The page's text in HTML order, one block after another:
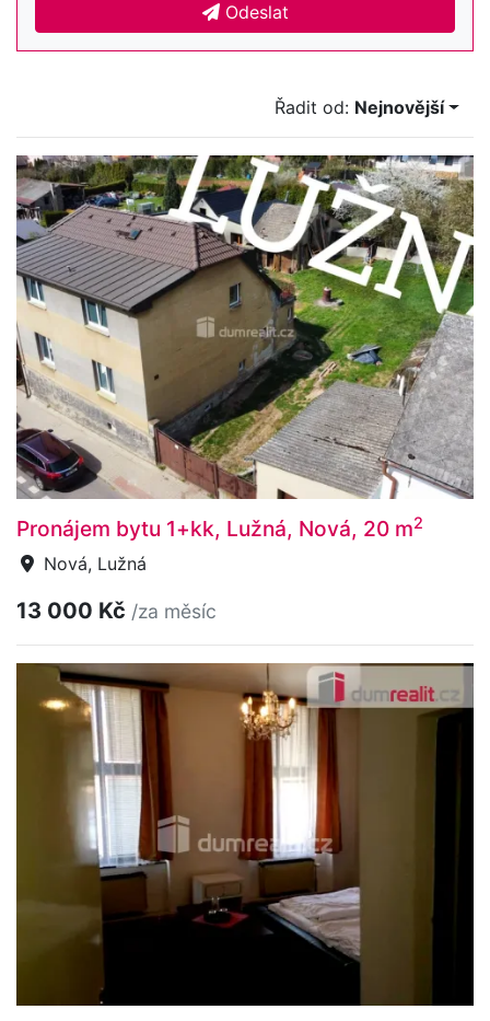
Odeslat
Řadit od: Nejnovější
Pronájem bytu 1+kk, Lužná, Nová, 20 m2
Nová, Lužná
13 000 Kč /za měsíc